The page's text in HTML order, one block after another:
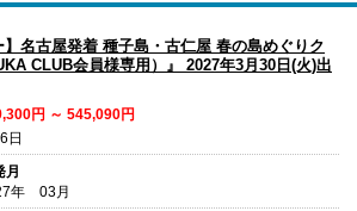
】名古屋発着 種子島・古仁屋 春の島めぐりク
CLUB会員様専用）』 2027年3月30日(火)出
円 ～ 545,090円
日
月
年 03月